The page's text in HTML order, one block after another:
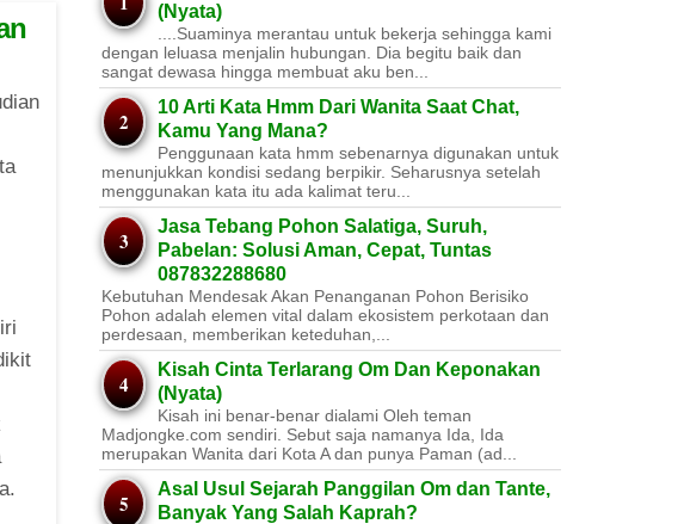
(Nyata)
....Suaminya merantau untuk bekerja sehingga kami
dengan leluasa menjalin hubungan. Dia begitu baik dan
sangat dewasa hingga membuat aku ben...
10 Arti Kata Hmm Dari Wanita Saat Chat,
Kamu Yang Mana?
Penggunaan kata hmm sebenarnya digunakan untuk
menunjukkan kondisi sedang berpikir. Seharusnya setelah
menggunakan kata itu ada kalimat teru...
Jasa Tebang Pohon Salatiga, Suruh,
Pabelan: Solusi Aman, Cepat, Tuntas
087832288680
Kebutuhan Mendesak Akan Penanganan Pohon Berisiko ​
Pohon adalah elemen vital dalam ekosistem perkotaan dan
perdesaan, memberikan keteduhan,...
Kisah Cinta Terlarang Om Dan Keponakan
(Nyata)
Kisah ini benar-benar dialami Oleh teman
Madjongke.com sendiri. Sebut saja namanya Ida, Ida
merupakan Wanita dari Kota A dan punya Paman (ad...
Asal Usul Sejarah Panggilan Om dan Tante,
Banyak Yang Salah Kaprah?